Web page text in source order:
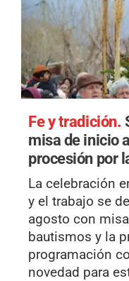
Fe y tradición.
misa de inicio
procesión por
La celebración
y el trabajo se
agosto con
bautismos y la
programación
novedad para